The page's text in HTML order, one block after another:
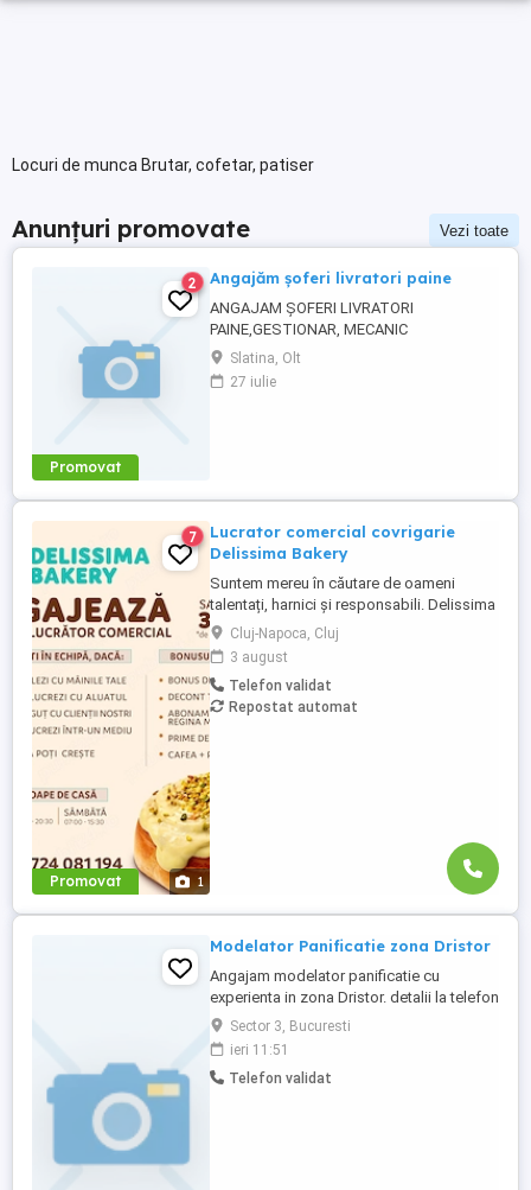
Locuri de munca Brutar, cofetar, patiser
Anunțuri promovate Vezi toate
Promovat
2 Angajăm șoferi livratori paine
ANGAJAM ȘOFERI LIVRATORI
PAINE,GESTIONAR, MECANIC
AUTO,ELECTRICIAN,MUNCITORI
Slatina, Olt
27 iulie
Promovat 1
7
Lucrator comercial covrigarie
Delissima Bakery
Suntem mereu în căutare de oameni
talentați, harnici și responsabili. Delissima
Bakery este una dintre cele mai apreciate
companii de patiserie din Cluj-Napoca. De
aceea suntem într-o continuă căutare să
găsim oameni dornici de a duce valorile si
produsele mai departe (covrigi,
Cluj-Napoca, Cluj
3 august
Telefon validat
Repostat automat
Modelator Panificatie zona Dristor
Angajam modelator panificatie cu
experienta in zona Dristor. detalii la telefon
Sector 3, Bucuresti
ieri 11:51
Telefon validat